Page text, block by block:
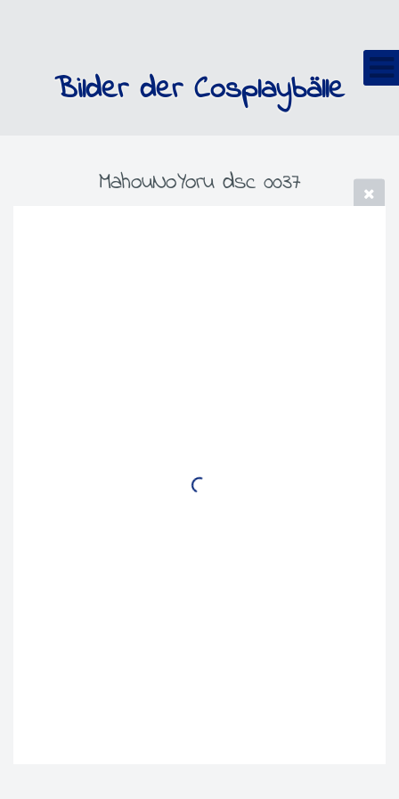
Bilder der Cosplaybälle
MahouNoYoru dsc 0037